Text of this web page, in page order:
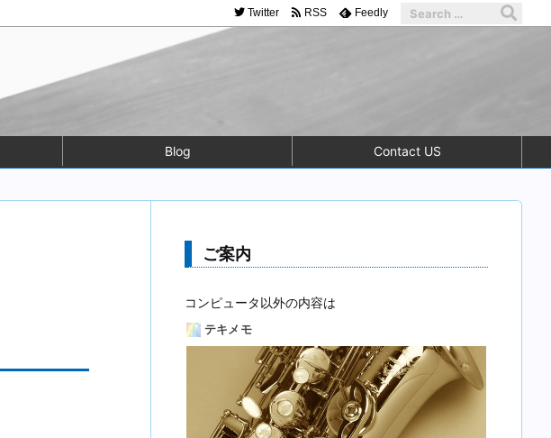
Blog Contact US
Twitter RSS Feedly
ご案内
コンピュータ以外の内容は